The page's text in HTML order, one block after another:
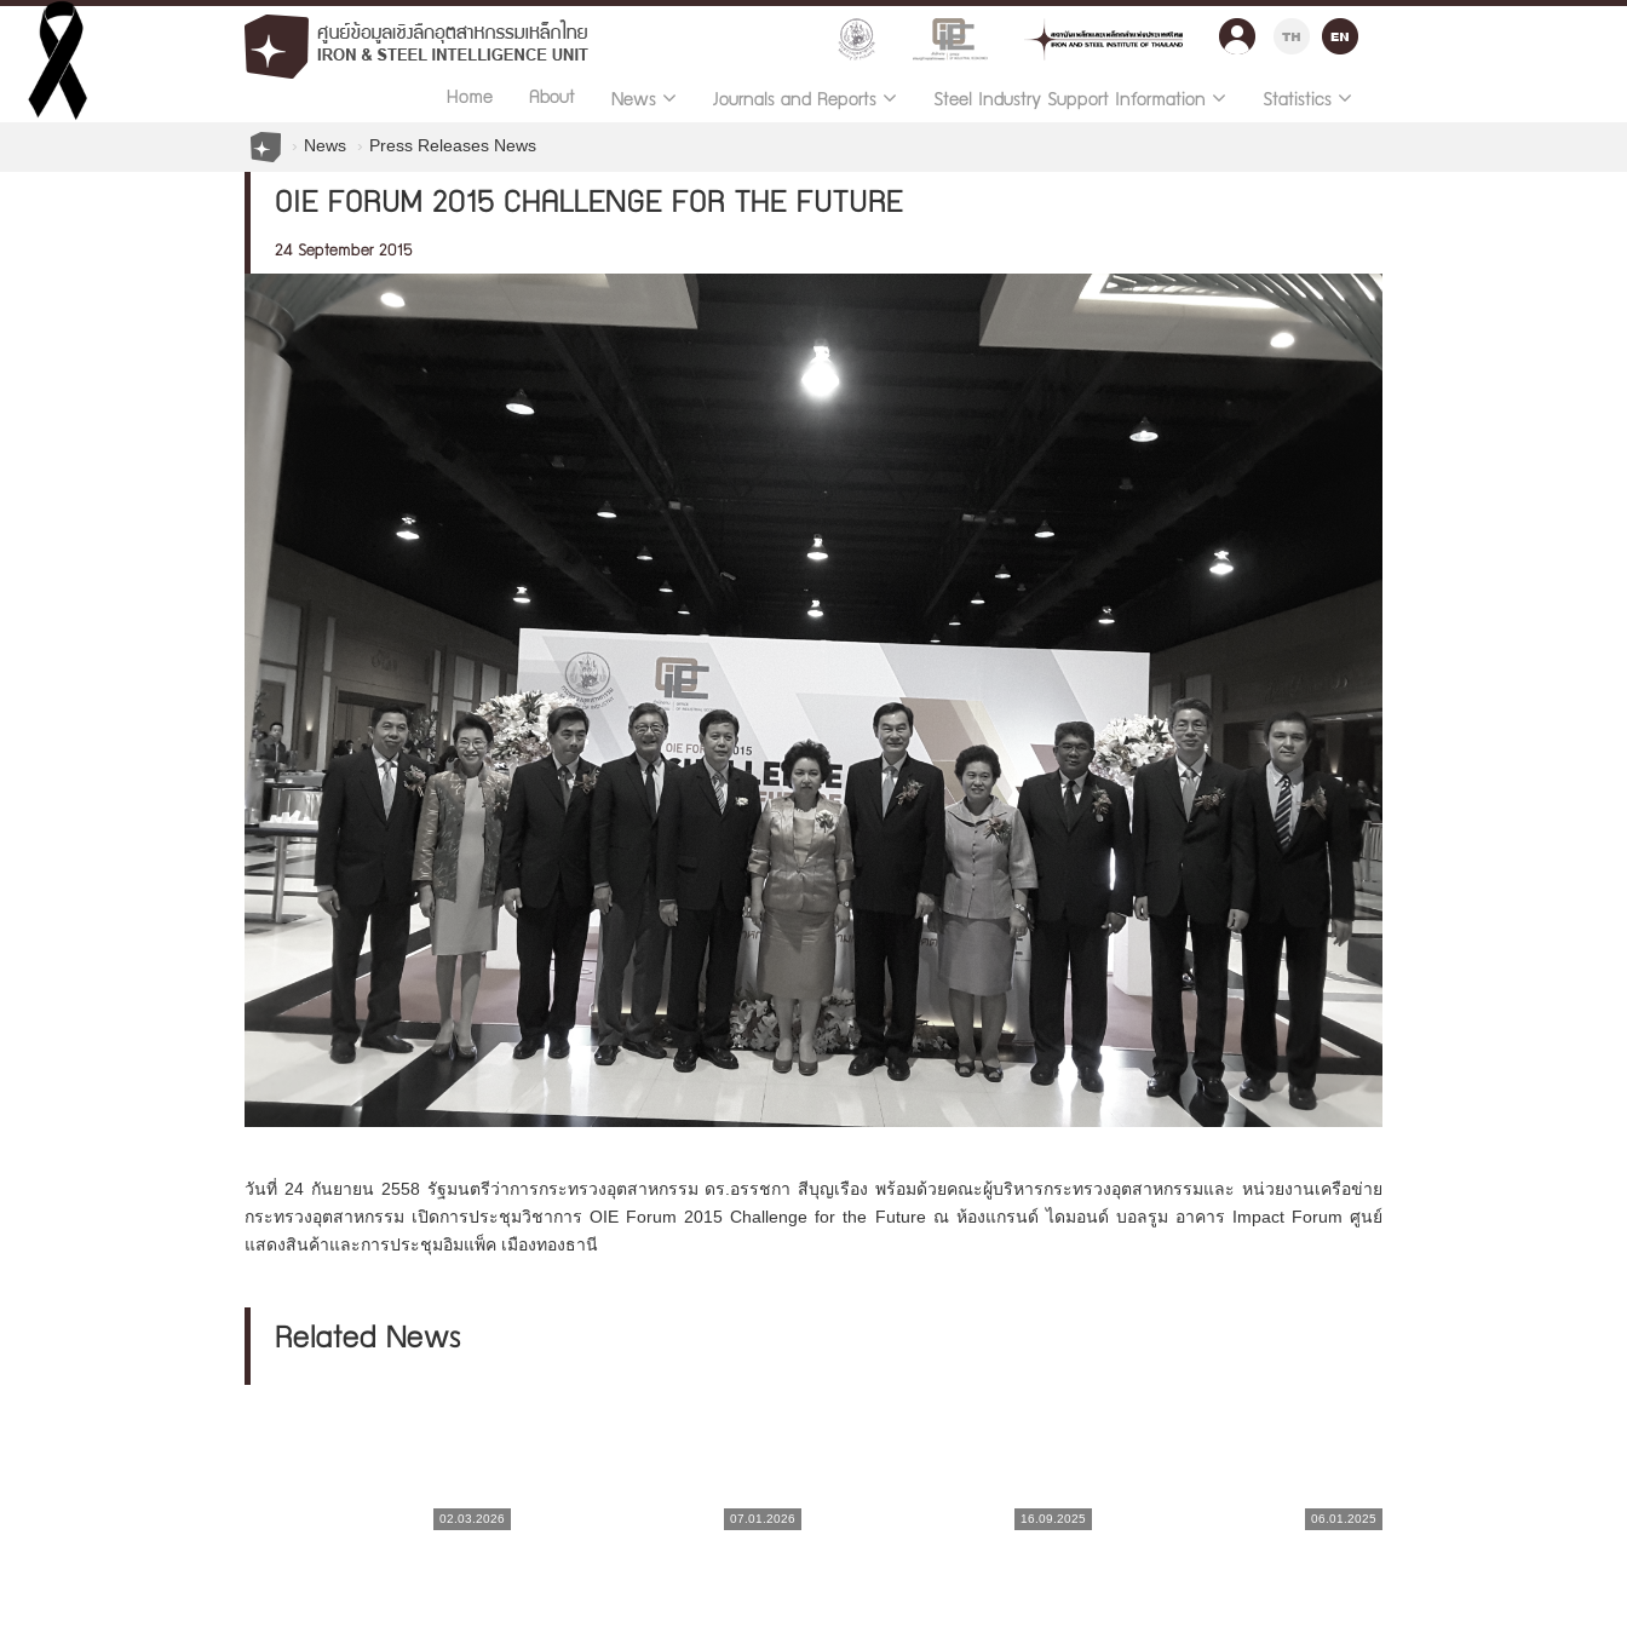
Home About News Journals and Reports Steel Industry Support Information Statistics
News Press Releases News
OIE FORUM 2015 CHALLENGE FOR THE FUTURE
24 September 2015
วันที่ 24 กันยายน 2558 รัฐมนตรีว่าการกระทรวงอุตสาหกรรม ดร.อรรชกา สีบุญเรือง พร้อมด้วยคณะผู้บริหารกระทรวงอุตสาหกรรมและ หน่วยงานเครือข่าย
กระทรวงอุตสาหกรรม เปิดการประชุมวิชาการ OIE Forum 2015 Challenge for the Future ณ ห้องแกรนด์ ไดมอนด์ บอลรูม อาคาร Impact Forum ศูนย์
แสดงสินค้าและการประชุมอิมแพ็ค เมืองทองธานี
Related News
02.03.2026 07.01.2026 16.09.2025 06.01.2025